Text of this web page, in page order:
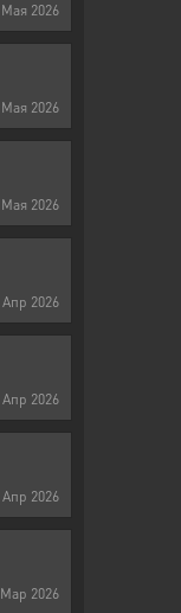
Мая 2026
Мая 2026
Мая 2026
Апр 2026
Апр 2026
Апр 2026
Мар 2026